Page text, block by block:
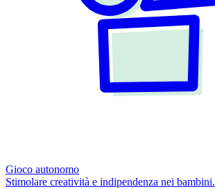
Gioco autonomo
Stimolare creatività e indipendenza nei bambini.